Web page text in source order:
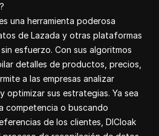
Medium
Aliexpress
Etsy
Amazon
Ebay Scrap
Pinterest
Yelp
una herramienta poderosa
de Lazada y otras plataformas
esfuerzo. Con sus algoritmos
detalles de productos, precios,
a las empresas analizar
optimizar sus estrategias. Ya sea
competencia o buscando
de los clientes, DICloak